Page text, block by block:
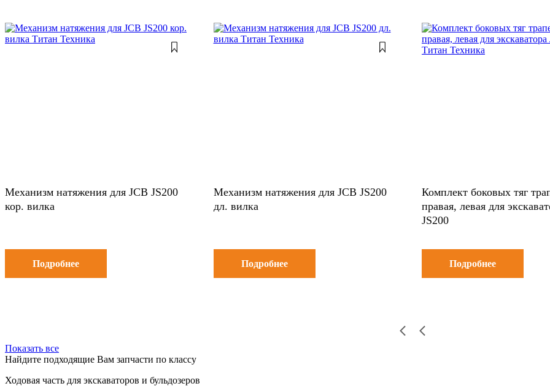
Механизм натяжения для JCB JS200
кор. вилка
Подробнее
Механизм натяжения для JCB JS200
дл. вилка
Подробнее
Комплект боковых тяг
правая, левая для
JS200
Подробнее
Показать все
Найдите подходящие Вам запчасти по классу
Ходовая часть для экскаваторов и бульдозеров